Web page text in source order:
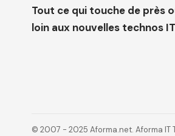
Tout ce qui touche de près
loin aux nouvelles technos
© 2007 - 2025 Aforma.net. Aforma IT